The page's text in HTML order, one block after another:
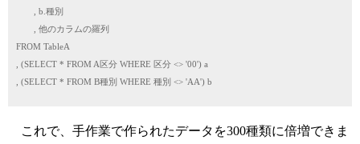
, b.種別
, 他のカラムの羅列
FROM TableA
, (SELECT * FROM A区分 WHERE 区分 <> '00') a
, (SELECT * FROM B種別 WHERE 種別 <> 'AA') b
これで、手作業で作られたデータを300種類に倍増できま